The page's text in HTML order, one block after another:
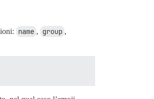
name , group ,